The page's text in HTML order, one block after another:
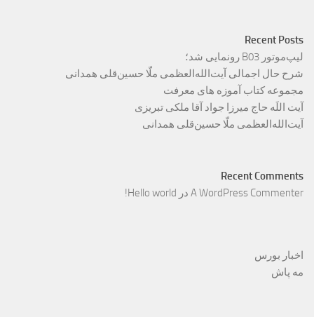
Recent Posts
لیپ‌موتور B03 رونمایی شد؛
شرح حال اجمالی آیت‌الله‌العظمی ملّا حسین‌قلی همدانی
مجموعه کتاب آموزه های معرفت
آیت اللَه حاج میرزا جواد آقا ملکی تبریزی
آیت‌الله‌العظمی ملّا حسین‌قلی همدانی
Recent Comments
A WordPress Commenter در Hello world!
اخبار بورس
مه پاش